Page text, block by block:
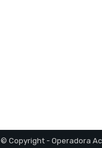
© Copyright - Operadora